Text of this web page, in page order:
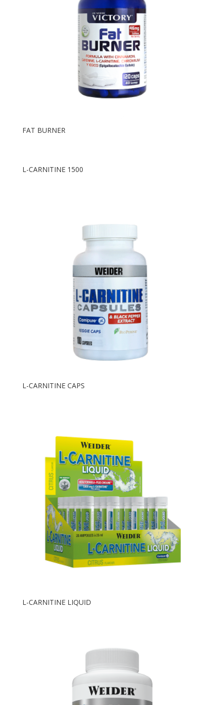
FAT BURNER
L-CARNITINE 1500
L-CARNITINE CAPS
L-CARNITINE LIQUID